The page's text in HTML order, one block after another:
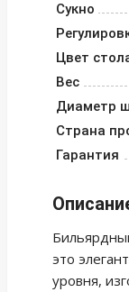
Сукно
Цвет
Вес
Диаметр
Страна
Гарантия
это
уровня,